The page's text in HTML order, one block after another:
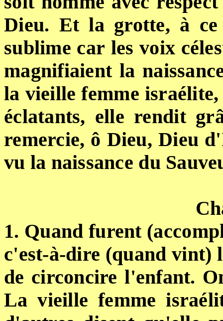
Dieu. Et la grotte, à ce
sublime car les voix
magnifiaient la
la vieille femme
éclatants, elle rendit
remercie, ô Dieu, Dieu
vu la naissance du
1. Quand furent
c'est-à-dire (quand vint)
de circoncire l'enfant.
La vieille femme